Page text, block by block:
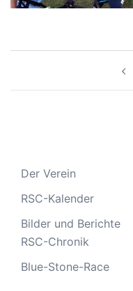
Der Verein
RSC-Kalender
Bilder und Berichte
RSC-Chronik
Blue-Stone-Race